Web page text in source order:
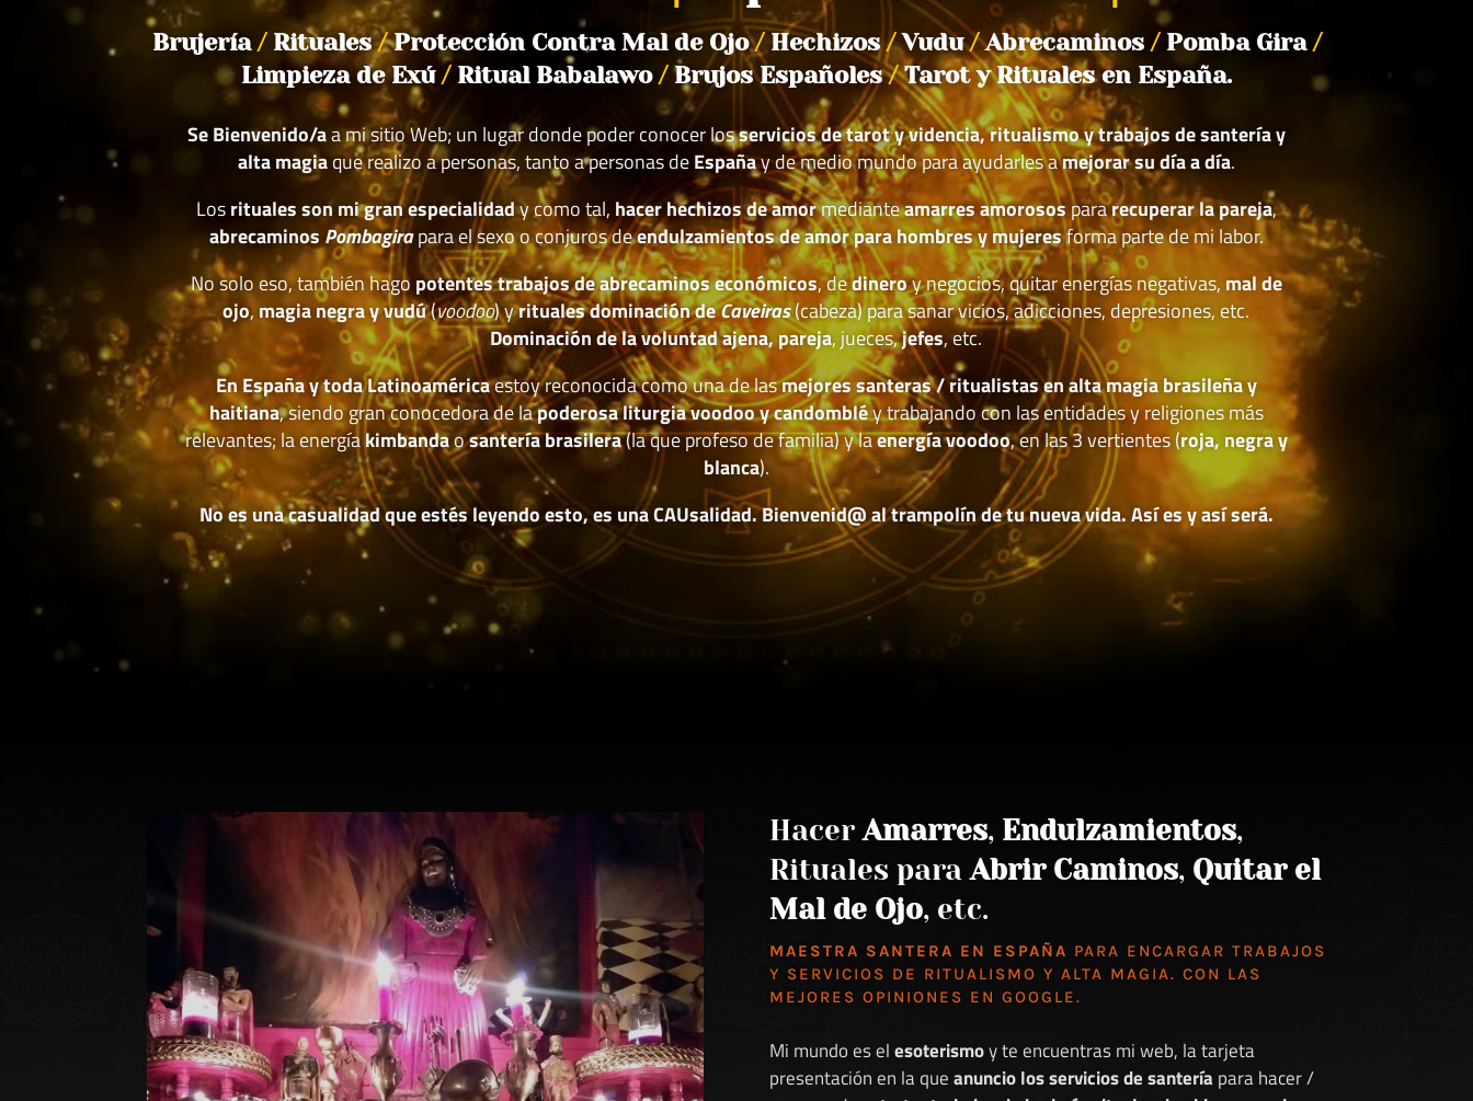
Brujería /Rituales/Protección Contra Mal de Ojo/Hechizos/Vudu/Abrecaminos /Pomba Gira /
Limpieza de Exú /Ritual Babalawo /Brujos Españoles/Tarot y Rituales en España.
Se Bienvenido/aa mi sitio Web; un lugar donde poder conocer losservicios de tarot y videncia, ritualismo y trabajos de santería y
alta magiaque realizo a personas, tanto a personas deEspañay de medio mundo para ayudarles amejorar su día a día.
Losrituales son mi gran especialidady como tal, hacer hechizos de amormedianteamarres amorosospararecuperar la pareja,
abrecaminos Pombagirapara el sexo o conjuros deendulzamientos de amor para hombres y mujeresforma parte de mi labor.
No solo eso, también hago potentes trabajos de abrecaminos económicos, dedineroy negocios, quitar energías negativas, mal de
ojo, magia negra y vudú(voodoo) yrituales dominación deCaveiras(cabeza) para sanar vicios, adicciones, depresiones, etc.
Dominación de la voluntad ajena, pareja, jueces,jefes, etc.
En España y toda Latinoaméricaestoy reconocida como una de lasmejores santeras / ritualistas en alta magia brasileña y
haitiana, siendo gran conocedora de lapoderosa liturgia voodoo y candombléy trabajando con las entidades y religiones más
relevantes; la energíakimbandaosantería brasilera(la que profeso de familia) y laenergía voodoo, en las 3 vertientes (roja, negra y
blanca).
No es una casualidad que estés leyendo esto, es una CAUsalidad. Bienvenid@ al trampolín de tu nueva vida. Así es y así será.
HacerAmarres, Endulzamientos,
Rituales paraAbrir Caminos, Quitar el
Mal de Ojo, etc.
MAESTRA SANTERA EN ESPAÑA PARA ENCARGAR TRABAJOS
Y SERVICIOS DE RITUALISMO Y ALTA MAGIA. CON LAS
MEJORES OPINIONES EN GOOGLE.
Mi mundo es elesoterismoy te encuentras mi web, la tarjeta
presentación en la queanuncio los servicios de santería para hacer /